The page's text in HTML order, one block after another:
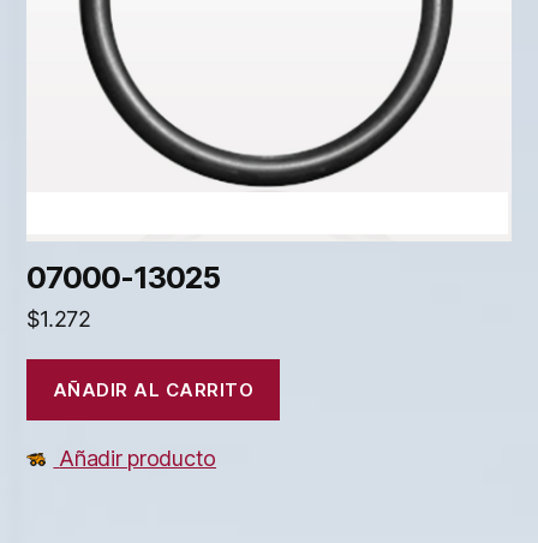
07000-13025
$1.272
AÑADIR AL CARRITO
Añadir producto